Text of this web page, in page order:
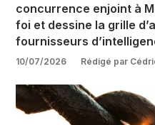
concurrence enjoint à
foi et dessine la grille
fournisseurs
10/07/2026 Rédigé par